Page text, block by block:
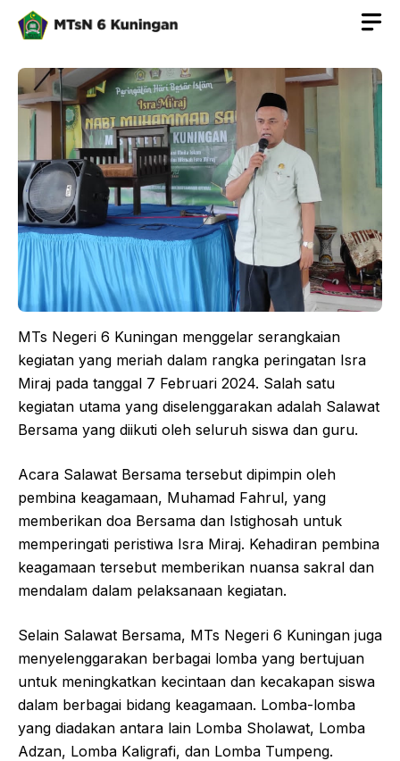
Langsung
MTs Negeri 6 Kuningan menggelar serangkaian
kegiatan yang meriah dalam rangka peringatan Isra
Miraj pada tanggal 7 Februari 2024. Salah satu
kegiatan utama yang diselenggarakan adalah Salawat
Bersama yang diikuti oleh seluruh siswa dan guru.
Acara Salawat Bersama tersebut dipimpin oleh
pembina keagamaan, Muhamad Fahrul, yang
memberikan doa Bersama dan Istighosah untuk
memperingati peristiwa Isra Miraj. Kehadiran pembina
keagamaan tersebut memberikan nuansa sakral dan
mendalam dalam pelaksanaan kegiatan.
Selain Salawat Bersama, MTs Negeri 6 Kuningan juga
menyelenggarakan berbagai lomba yang bertujuan
untuk meningkatkan kecintaan dan kecakapan siswa
dalam berbagai bidang keagamaan. Lomba-lomba
yang diadakan antara lain Lomba Sholawat, Lomba
Adzan, Lomba Kaligrafi, dan Lomba Tumpeng.